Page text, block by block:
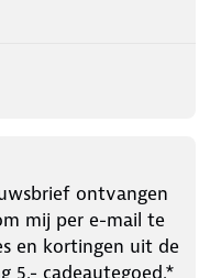
ontvangen
mij per e-mail te
en kortingen uit de
5.- cadeautegoed.*